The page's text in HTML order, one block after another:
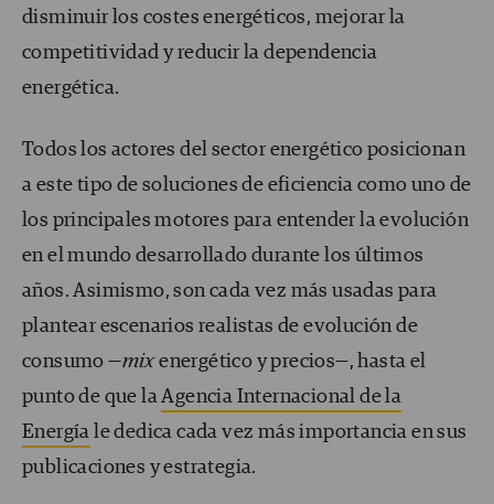
disminuir los costes energéticos, mejorar la
competitividad y reducir la dependencia
energética.
Todos los actores del sector energético posicionan
a este tipo de soluciones de eficiencia como uno de
los principales motores para entender la evolución
en el mundo desarrollado durante los últimos
años. Asimismo, son cada vez más usadas para
plantear escenarios realistas de evolución de
consumo —mixenergético y precios—, hasta el
punto de que laAgencia Internacional de la
Energía le dedica cada vez más importancia en sus
publicaciones y estrategia.